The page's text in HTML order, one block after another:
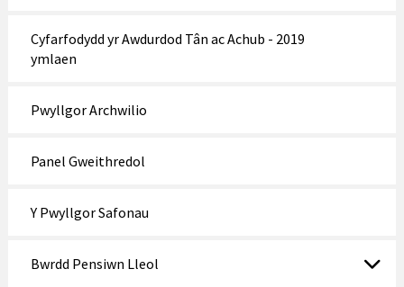
Cyfarfodydd yr Awdurdod Tân ac Achub - 2019
ymlaen
Pwyllgor Archwilio
Panel Gweithredol
Y Pwyllgor Safonau
Bwrdd Pensiwn Lleol